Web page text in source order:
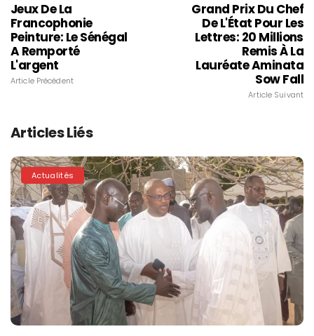
Jeux De La
Francophonie
Peinture: Le Sénégal
A Remporté
L'argent
Article Précédent
Grand Prix Du Chef
De L'État Pour Les
Lettres: 20 Millions
Remis À La
Lauréate Aminata
Sow Fall
Article Suivant
Articles Liés
Actualités